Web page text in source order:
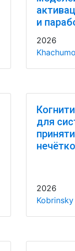
и
2026
для
2026
Kobrinsky